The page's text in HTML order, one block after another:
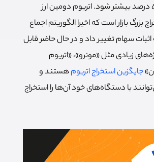
چین در برابر حمله 51 درصد بیشتر شود. اتریوم دومین ارز
بزرگ بازار است که اخیرا الگوریتم اجماع
اثبات سهام تغییر داد و در حال حاضر قابل
زیادی مثل «مونرو»، «اتریوم
جایگزین استخراج اتریومهستند و
با دستگاه‌های خود آن‌ها را استخراج